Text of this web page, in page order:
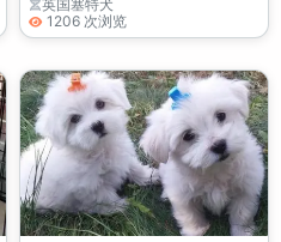
英国塞特犬
1206 次浏览